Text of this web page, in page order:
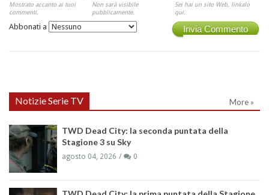
Mostrato accanto ai tuoi
commenti.
Non sarà visibile
pubblicamente.
Sei hai un sito Web, linkalo
qui.
Invia Commento
Abbonati a
Notizie Serie TV More »
TWD Dead City: la seconda puntata della
Stagione 3 su Sky
agosto 04, 2026 0